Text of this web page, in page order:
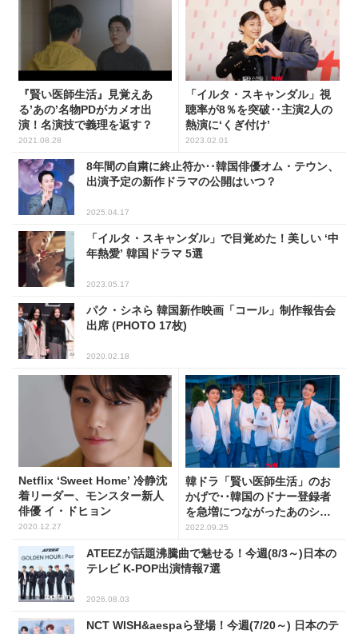
『賢い医師生活』見覚えあ
る’あの’名物PDがカメオ出
演！名演技で義理を返す？
2021.08.28
「イルタ・スキャンダル」視
聴率が8％を突破‥主演2人の
熱演に‘くぎ付け’
2023.02.01
8年間の自粛に終止符か‥韓国俳優オム・テウン、
出演予定の新作ドラマの公開はいつ？
2025.04.17
「イルタ・スキャンダル」で目覚めた！美しい ‘中
年熱愛’ 韓国ドラマ 5選
2023.05.17
パク・シネら 韓国新作映画「コール」制作報告会
出席 (PHOTO 17枚)
2020.02.18
Netflix ‘Sweet Home’ 冷静沈
着リーダー、モンスター新人
俳優 イ・ドヒョン
2020.12.27
韓ドラ「賢い医師生活」のお
かげで･･韓国のドナー登録者
を急増につながったあのシー
ン
2022.09.25
ATEEZが話題沸騰曲で魅せる！今週(8/3～)日本の
テレビ K-POP出演情報7選
2026.08.03
NCT WISH&aespaら登場！今週(7/20～) 日本のテ